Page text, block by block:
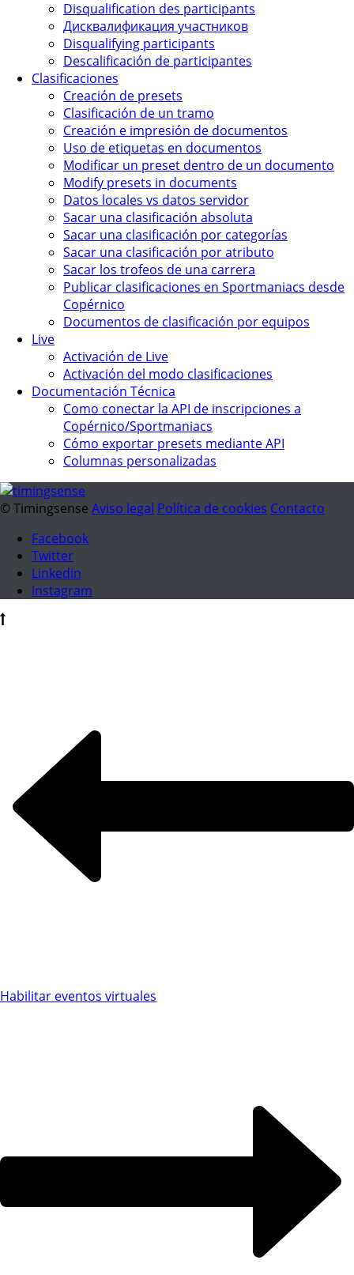
Disqualification des participants
Дисквалификация участников
Disqualifying participants
Descalificación de participantes
Clasificaciones
Creación de presets
Clasificación de un tramo
Creación e impresión de documentos
Uso de etiquetas en documentos
Modificar un preset dentro de un documento
Modify presets in documents
Datos locales vs datos servidor
Sacar una clasificación absoluta
Sacar una clasificación por categorías
Sacar una clasificación por atributo
Sacar los trofeos de una carrera
Publicar clasificaciones en Sportmaniacs desde
Copérnico
Documentos de clasificación por equipos
Live
Activación de Live
Activación del modo clasificaciones
Documentación Técnica
Como conectar la API de inscripciones a
Copérnico/Sportmaniacs
Cómo exportar presets mediante API
Columnas personalizadas
© Timingsense Aviso legal Política de cookies Contacto
Facebook
Twitter
Linkedin
Instagram
Habilitar eventos virtuales